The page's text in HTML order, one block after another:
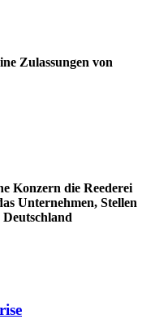
Zulassungen von
Konzern die Reederei
Unternehmen, Stellen